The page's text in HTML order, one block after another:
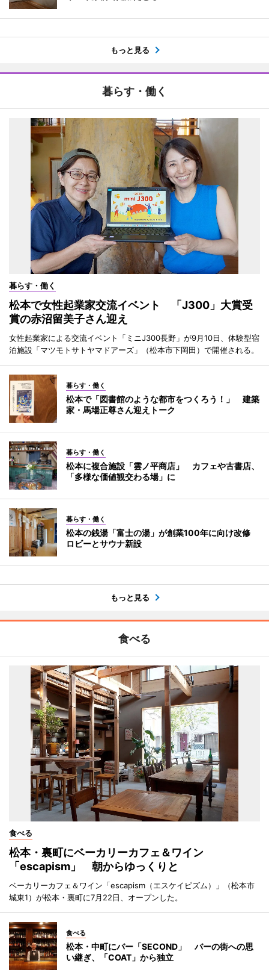
もっと見る
暮らす・働く
暮らす・働く
松本で女性起業家交流イベント 「J300」大賞受
賞の赤沼留美子さん迎え
女性起業家による交流イベント「ミニJ300長野」が9月10日、体験型宿
泊施設「マツモトサトヤマドアーズ」（松本市下岡田）で開催される。
暮らす・働く
松本で「図書館のような都市をつくろう！」 建築
家・馬場正尊さん迎えトーク
暮らす・働く
松本に複合施設「雲ノ平商店」 カフェや古書店、
「多様な価値観交わる場」に
暮らす・働く
松本の銭湯「富士の湯」が創業100年に向け改修
ロビーとサウナ新設
もっと見る
食べる
食べる
松本・裏町にベーカリーカフェ＆ワイン
「escapism」 朝からゆっくりと
ベーカリーカフェ＆ワイン「escapism（エスケイピズム）」（松本市
城東1）が松本・裏町に7月22日、オープンした。
食べる
松本・中町にバー「SECOND」 バーの街への思
い継ぎ、「COAT」から独立